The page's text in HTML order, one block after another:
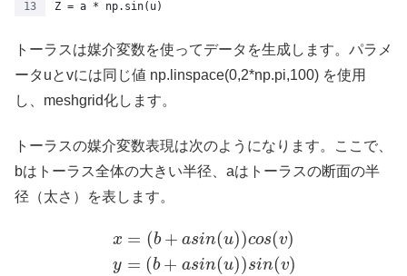
Z = a * np.sin(u)
トーラスは媒介変数を使ってデータを生成します。パラメ
ータuとvには同じ値 np.linspace(0,2*np.pi,100) を使用
し、meshgrid化します。
トーラスの媒介変数表現は次のようになります。ここで、
bはトーラス全体の大きい半径、aはトーラスの断面の半
径（太さ）を表します。
x = (b + asin(u))cos(v)
y = (b + asin(u))sin(v)